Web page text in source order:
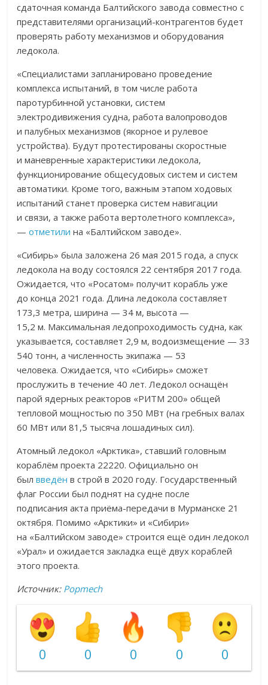
сдаточная команда Балтийского завода совместно с
представителями организаций-контрагентов будет
проверять работу механизмов и оборудования
ледокола.
«Специалистами запланировано проведение
комплекса испытаний, в том числе работа
паротурбинной установки, систем
электродивижения судна, работа валопроводов
и палубных механизмов (якорное и рулевое
устройства). Будут протестированы скоростные
и маневренные характеристики ледокола,
функционирование общесудовых систем и систем
автоматики. Кроме того, важным этапом ходовых
испытаний станет проверка систем навигации
и связи, а также работа вертолетного комплекса»,
—отметили на «Балтийском заводе».
«Сибирь» была заложена 26 мая 2015 года, а спуск
ледокола на воду состоялся 22 сентября 2017 года.
Ожидается, что «Росатом» получит корабль уже
до конца 2021 года. Длина ледокола составляет
173,3 метра, ширина — 34 м, высота —
15,2 м. Максимальная ледопроходимость судна, как
указывается, составляет 2,9 м, водоизмещение — 33
540 тонн, а численность экипажа — 53
человека. Ожидается, что «Сибирь» сможет
прослужить в течение 40 лет. Ледокол оснащён
парой ядерных реакторов «РИТМ 200» общей
тепловой мощностью по 350 МВт (на гребных валах
60 МВт или 81,5 тысяча лошадиных сил).
Атомный ледокол «Арктика», ставший головным
кораблём проекта 22220. Официально он
былвведён в строй в 2020 году. Государственный
флаг России был поднят на судне после
подписания акта приёма-передачи в Мурманске 21
октября. Помимо «Арктики» и «Сибири»
на «Балтийском заводе» строится ещё один ледокол
«Урал» и ожидается закладка ещё двух кораблей
этого проекта.
Источник: Popmech
0 0 0 0 0